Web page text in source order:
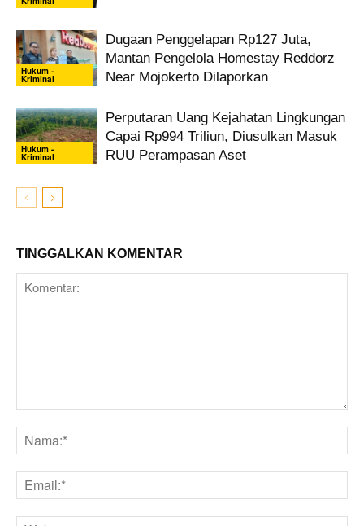
Hukum -
Kriminal
Dugaan Penggelapan Rp127 Juta,
Mantan Pengelola Homestay Reddorz
Near Mojokerto Dilaporkan
Hukum -
Kriminal
Perputaran Uang Kejahatan Lingkungan
Capai Rp994 Triliun, Diusulkan Masuk
RUU Perampasan Aset
TINGGALKAN KOMENTAR